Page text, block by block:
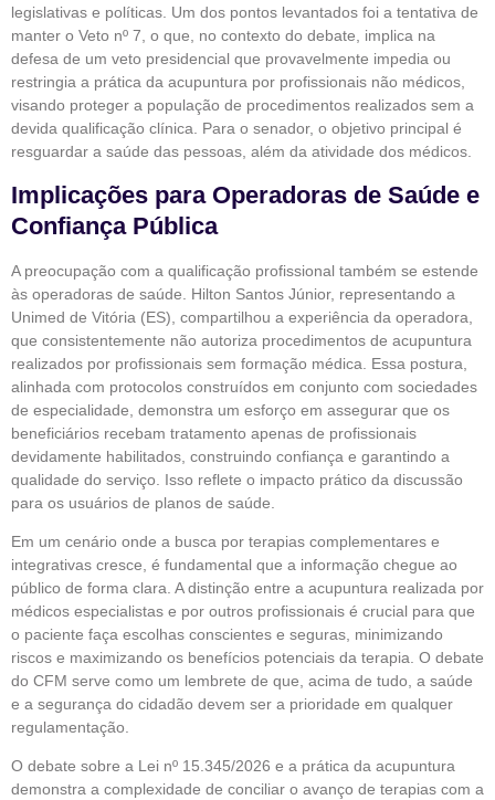
legislativas e políticas. Um dos pontos levantados foi a tentativa de
manter o Veto nº 7, o que, no contexto do debate, implica na
defesa de um veto presidencial que provavelmente impedia ou
restringia a prática da acupuntura por profissionais não médicos,
visando proteger a população de procedimentos realizados sem a
devida qualificação clínica. Para o senador, o objetivo principal é
resguardar a saúde das pessoas, além da atividade dos médicos.
Implicações para Operadoras de Saúde e
Confiança Pública
A preocupação com a qualificação profissional também se estende
às operadoras de saúde. Hilton Santos Júnior, representando a
Unimed de Vitória (ES), compartilhou a experiência da operadora,
que consistentemente não autoriza procedimentos de acupuntura
realizados por profissionais sem formação médica. Essa postura,
alinhada com protocolos construídos em conjunto com sociedades
de especialidade, demonstra um esforço em assegurar que os
beneficiários recebam tratamento apenas de profissionais
devidamente habilitados, construindo confiança e garantindo a
qualidade do serviço. Isso reflete o impacto prático da discussão
para os usuários de planos de saúde.
Em um cenário onde a busca por terapias complementares e
integrativas cresce, é fundamental que a informação chegue ao
público de forma clara. A distinção entre a acupuntura realizada por
médicos especialistas e por outros profissionais é crucial para que
o paciente faça escolhas conscientes e seguras, minimizando
riscos e maximizando os benefícios potenciais da terapia. O debate
do CFM serve como um lembrete de que, acima de tudo, a saúde
e a segurança do cidadão devem ser a prioridade em qualquer
regulamentação.
O debate sobre a Lei nº 15.345/2026 e a prática da acupuntura
demonstra a complexidade de conciliar o avanço de terapias com a